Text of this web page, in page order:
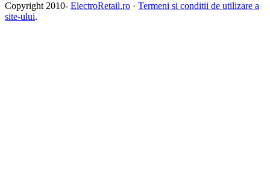
Copyright 2010- ElectroRetail.ro · Termeni si conditii de utilizare a
site-ului.